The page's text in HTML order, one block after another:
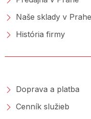
Naše sklady v Prahe
História firmy
Doprava a platba
Cenník služieb